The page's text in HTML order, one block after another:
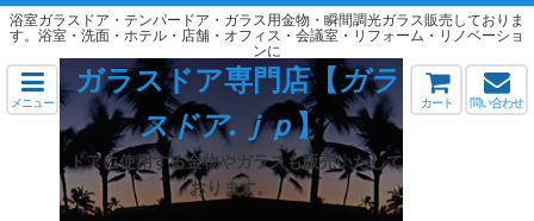
浴室ガラスドア・テンパードア・ガラス用金物・瞬間調光ガラス販売しておりま
す。浴室・洗面・ホテル・店舗・オフィス・会議室・リフォーム・リノベーショ
ンに
メニュー
ガラスドア専門店【ガラ
スドア.ｊｐ】
ドアに使用する金物やガラスも販売いたして
おります。
カート 問い合わせ